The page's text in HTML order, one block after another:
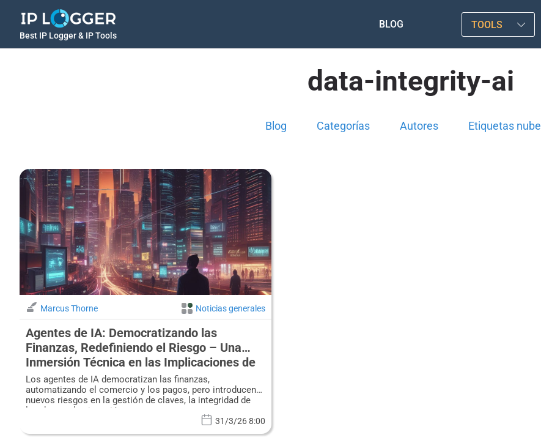
Best IP Logger & IP Tools
BLOG TOOLS
data-integrity-ai
Blog Categorías Autores Etiquetas nube
Marcus Thorne Noticias generales
Agentes de IA: Democratizando las
Finanzas, Redefiniendo el Riesgo – Una
Inmersión Técnica en las Implicaciones de
Ciberseguridad
Los agentes de IA democratizan las finanzas,
automatizando el comercio y los pagos, pero introducen
nuevos riesgos en la gestión de claves, la integridad de
los datos y la ejecución segura.
31/3/26 8:00